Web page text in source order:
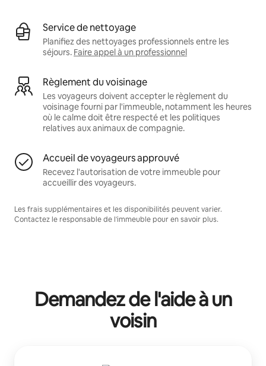
Service de nettoyage
Planifiez des nettoyages professionnels entre les
séjours. Faire appel à un professionnel
Règlement du voisinage
Les voyageurs doivent accepter le règlement du
voisinage fourni par l'immeuble, notamment les heures
où le calme doit être respecté et les politiques
relatives aux animaux de compagnie.
Accueil de voyageurs approuvé
Recevez l'autorisation de votre immeuble pour
accueillir des voyageurs.
Les frais supplémentaires et les disponibilités peuvent varier.
Contactez le responsable de l'immeuble pour en savoir plus.
Demandez de l'aide à un
voisin